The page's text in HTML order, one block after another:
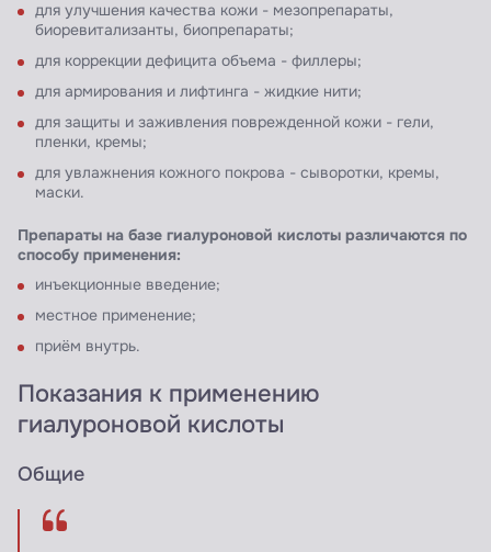
для улучшения качества кожи - мезопрепараты,
биоревитализанты, биопрепараты;
для коррекции дефицита объема - филлеры;
для армирования и лифтинга - жидкие нити;
для защиты и заживления поврежденной кожи - гели,
пленки, кремы;
для увлажнения кожного покрова - сыворотки, кремы,
маски.
Препараты на базе гиалуроновой кислоты различаются по
способу применения:
инъекционные введение;
местное применение;
приём внутрь.
Показания к применению
гиалуроновой кислоты
Общие